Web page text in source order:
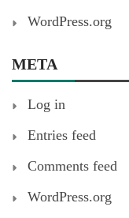
WordPress.org
META
Log in
Entries feed
Comments feed
WordPress.org